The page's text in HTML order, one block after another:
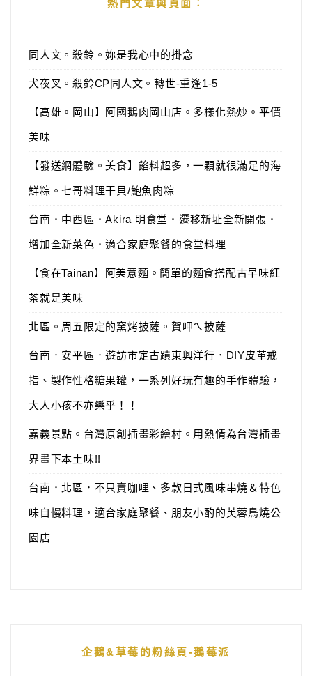
熱門文章與頁面︰
同人文。殺鈴。妳是我心中的掛念
犬夜叉。殺鈴CP同人文。轉世-重逢1-5
【高雄。岡山】阿國鵝肉岡山店。多樣化熱炒。平價
美味
【發送網體驗。美食】餡料超多，一顆就很滿足的海
鮮粽。七哥料理干貝/鮑魚肉粽
台南．中西區．Akira 明食堂．遷移新址全新開張．
增加全新菜色．適合家庭聚餐的食堂料理
【食在Tainan】阿美意麵。簡單的麵食搭配古早味紅
茶就是美味
北區。周五限定的窯烤披薩。賀呷ㄟ披薩
台南．安平區．遊訪市定古蹟東興洋行．DIY皮革戒
指、製作性格糖果罐，一系列好玩有趣的手作體驗，
大人小孩不亦樂乎！！
嘉義景點。台灣原創插畫彩繪村。用熱情為台灣插畫
界畫下本土味!!
台南．北區．不只賣咖哩、多款日式風味串燒＆特色
味自慢料理，適合家庭聚餐、朋友小酌的芙蓉鳥燒公
園店
企鵝&草莓的粉絲頁-鵝莓派